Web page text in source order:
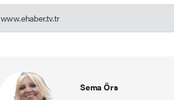
www.ehaber.tv.tr
Sema Örs